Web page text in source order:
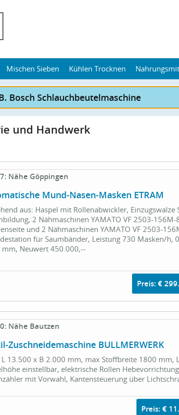
Mischen Sieben Kühlen Trocknen
und Handwerk
Nähe Göppingen
Mund-Nasen-Masken ETRAM
aus: Haspel mit Rollenabwickler, Einzugswalze
2 Nähmaschinen YAMATO VF 2503-
und 2 Nähmaschinen YAMATO VF 2503-
für Saumbänder, Leistung 730 Masken/h,
Neuwert 450.000,--
Preis: €
Nähe Bautzen
Zuschneidemaschine BULLMERWERK
L 13.500 x B 2.000 mm, max Stoffbreite 1800 mm,
einstellbar, elektrische Rollen
mit Vorwahl, Kantensteuerung über
Preis: €